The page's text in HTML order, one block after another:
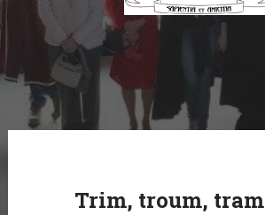
Trim, troum, tram